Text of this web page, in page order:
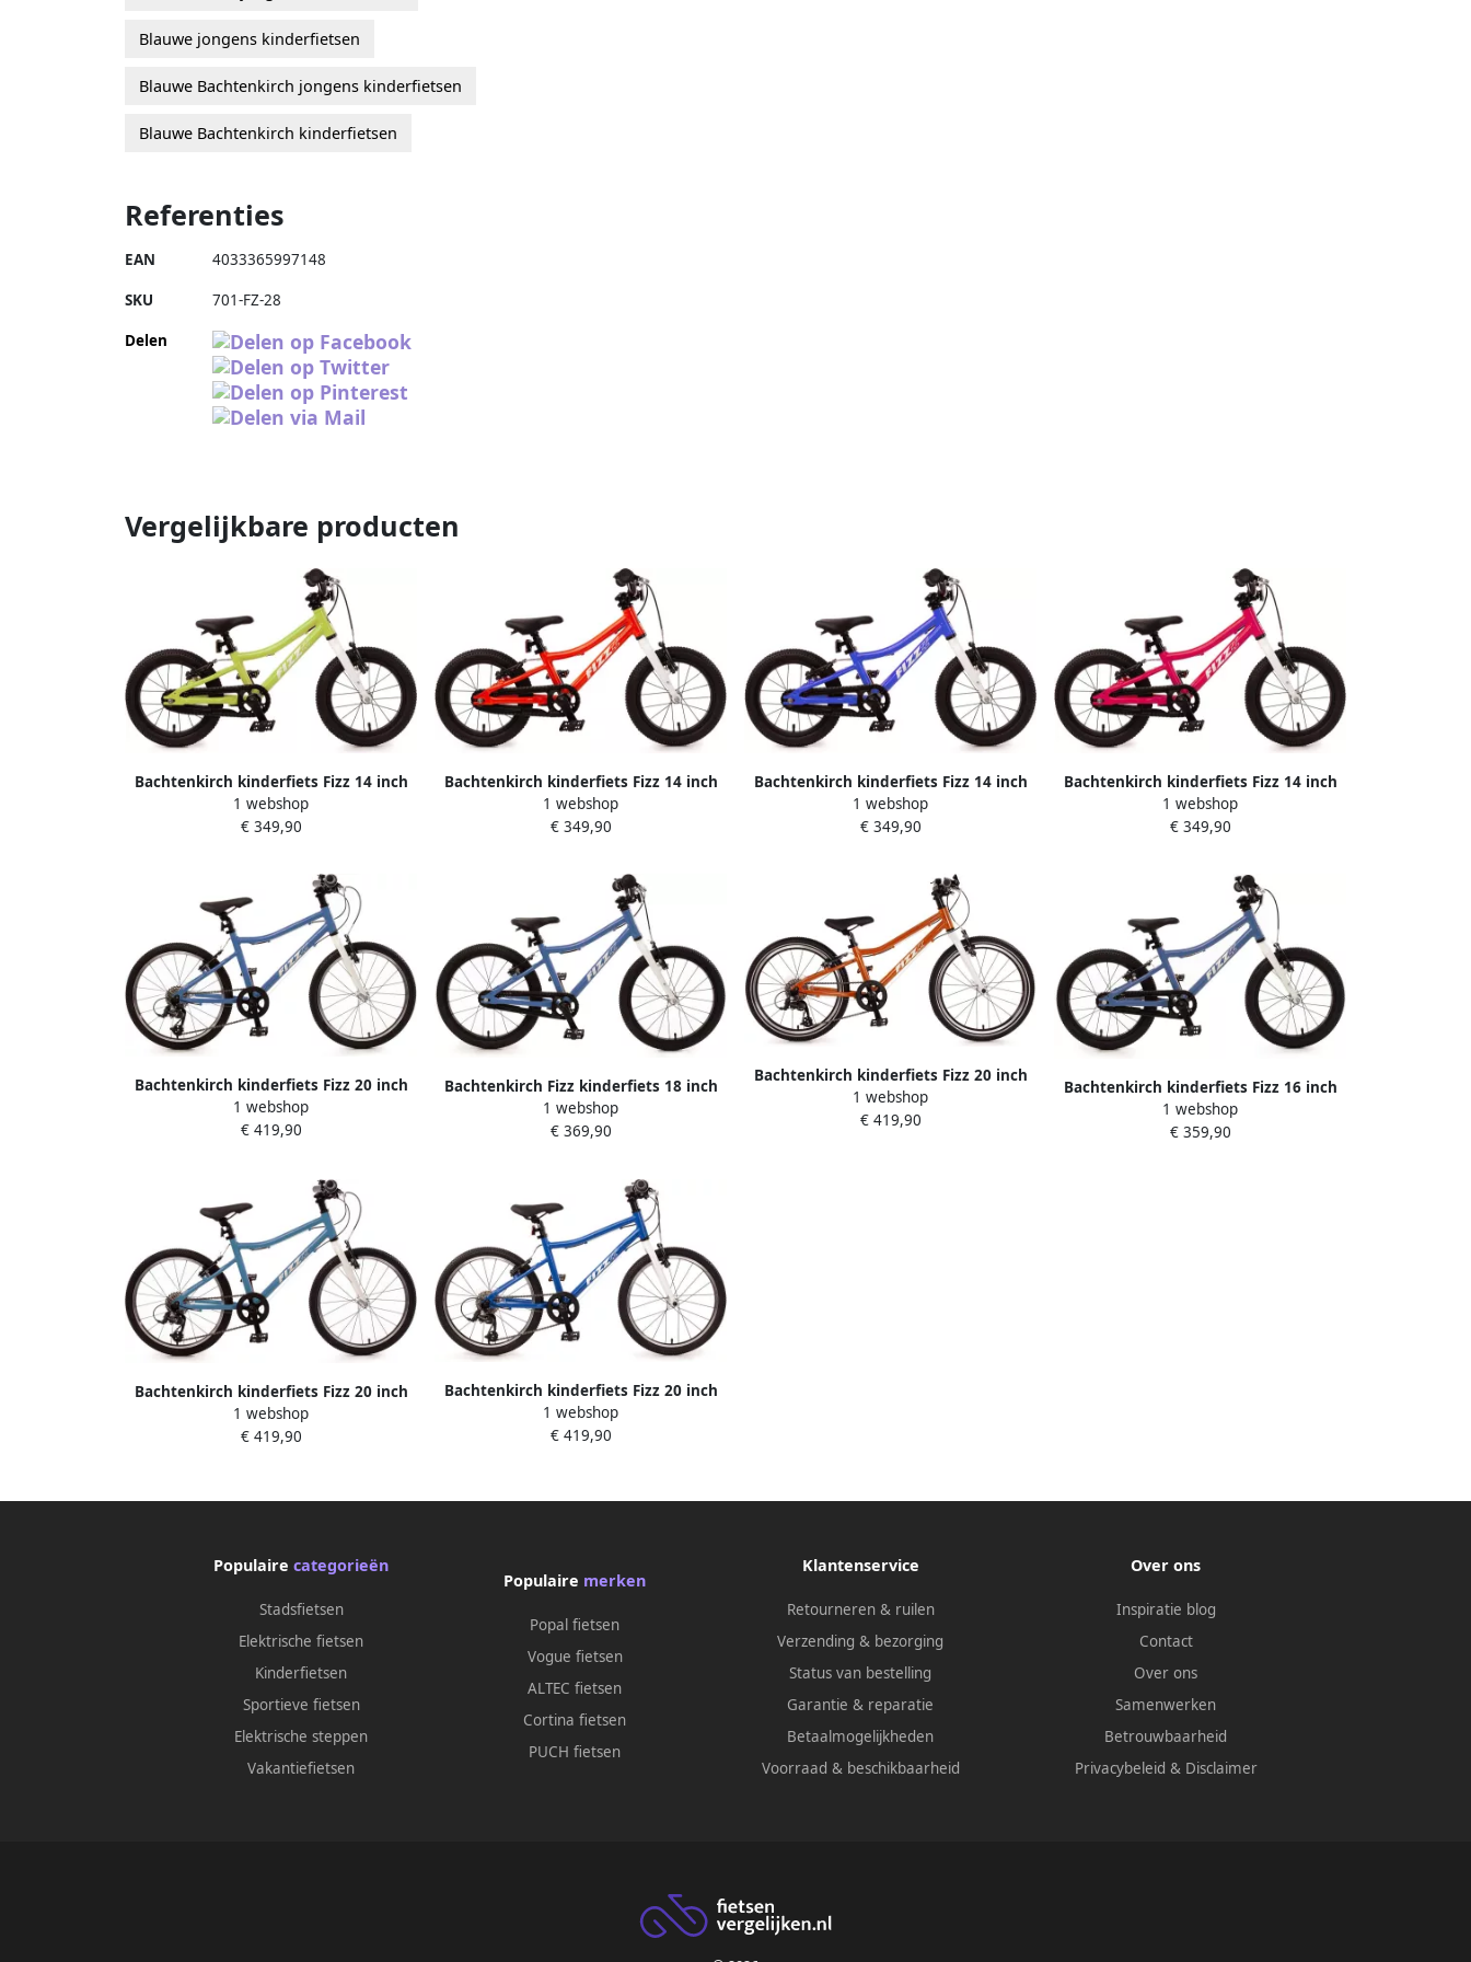
Blauwe jongens kinderfietsen
Blauwe Bachtenkirch jongens kinderfietsen
Blauwe Bachtenkirch kinderfietsen
Referenties
EAN 4033365997148
SKU 701-FZ-28
Delen
Vergelijkbare producten
Bachtenkirch kinderfiets Fizz 14 inch
alu groen
1 webshop
€ 349,90
Bachtenkirch kinderfiets Fizz 14 inch
alu oranje
1 webshop
€ 349,90
Bachtenkirch kinderfiets Fizz 14 inch
alu donkerblauw
1 webshop
€ 349,90
Bachtenkirch kinderfiets Fizz 14 inch
alu paars
1 webshop
€ 349,90
Bachtenkirch kinderfiets Fizz 20 inch
alu mini blauw
1 webshop
€ 419,90
Bachtenkirch Fizz kinderfiets 18 inch
lichtgewicht aluminium blauw
1 webshop
€ 369,90
Bachtenkirch kinderfiets Fizz 20 inch
alu mini oranje
1 webshop
€ 419,90
Bachtenkirch kinderfiets Fizz 16 inch
alu blauw
1 webshop
€ 359,90
Bachtenkirch kinderfiets Fizz 20 inch
alu lichtblauw
1 webshop
€ 419,90
Bachtenkirch kinderfiets Fizz 20 inch
alu donkerblauw
1 webshop
€ 419,90
Populairecategorieën
Stadsfietsen
Elektrische fietsen
Kinderfietsen
Sportieve fietsen
Elektrische steppen
Vakantiefietsen
Populaire merken
Popal fietsen
Vogue fietsen
ALTEC fietsen
Cortina fietsen
PUCH fietsen
Klantenservice
Retourneren & ruilen
Verzending & bezorging
Status van bestelling
Garantie & reparatie
Betaalmogelijkheden
Voorraad & beschikbaarheid
Over ons
Inspiratie blog
Contact
Over ons
Samenwerken
Betrouwbaarheid
Privacybeleid & Disclaimer